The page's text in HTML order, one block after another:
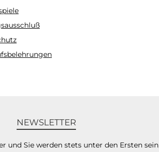
NEWSLETTER
und Sie werden stets unter den Ersten